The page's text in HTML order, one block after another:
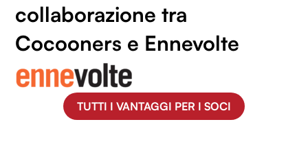
collaborazione tra
Cocooners e Ennevolte
TUTTI I VANTAGGI PER I SOCI